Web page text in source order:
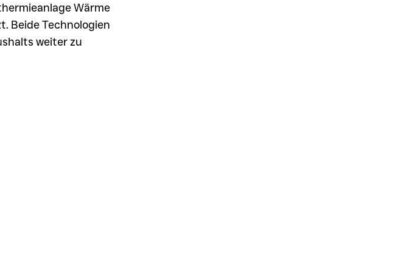
Wärme
Beide Technologien
weiter zu